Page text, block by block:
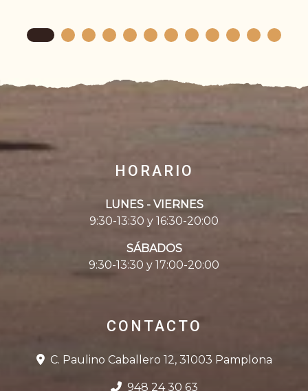
HORARIO
LUNES - VIERNES
9:30-13:30 y 16:30-20:00
SÁBADOS
9:30-13:30 y 17:00-20:00
CONTACTO
C. Paulino Caballero 12, 31003 Pamplona
948 24 30 63